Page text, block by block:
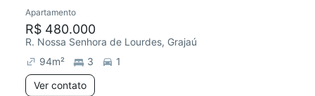
Redecorar
Apartamento
R$ 480.000
R. Nossa Senhora de Lourdes, Grajaú
94m² 3
1
Ver contato